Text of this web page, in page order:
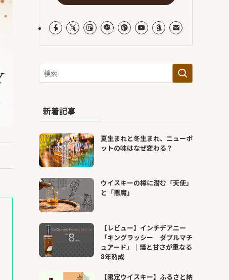
新着記事
夏生まれと冬生まれ、ニューポ
ットの味はなぜ変わる？
ウイスキーの樽に潜む「天使」
と「悪魔」
【レビュー】インチデアニー
「キングラッシー ダブルマチ
ュアード」｜煙と甘さが重なる
8年熟成
【限定ウイスキー】ふるさと納